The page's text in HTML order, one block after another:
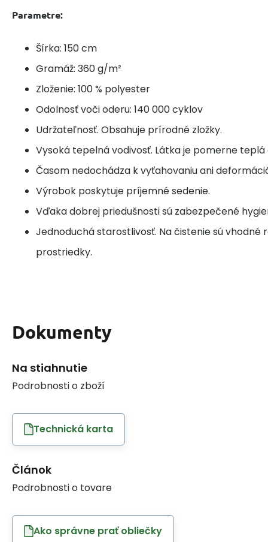
Parametre:
Šírka: 150 cm
Gramáž: 360 g/m²
Zloženie: 100 % polyester
Odolnosť voči oderu: 140 000 cyklov
Udržateľnosť. Obsahuje prírodné zložky.
Vysoká tepelná vodivosť. Látka je pomerne
Časom nedochádza k vyťahovaniu ani
Výrobok poskytuje príjemné sedenie.
Vďaka dobrej priedušnosti sú zabezpečené
Jednoduchá starostlivosť. Na čistenie sú vhodné
prostriedky.
Dokumenty
Na stiahnutie
Podrobnosti o zboží
Technická karta
Článok
Podrobnosti o tovare
Ako správne prať obliečky